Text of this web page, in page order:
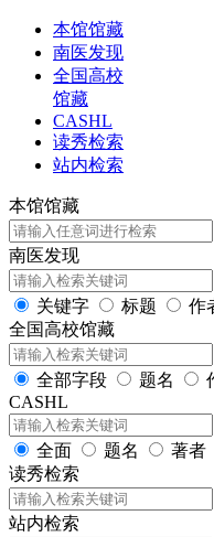
本馆馆藏
南医发现
全国高校
馆藏
CASHL
读秀检索
站内检索
本馆馆藏
南医发现
关键字 标题
作
全国高校馆藏
全部字段 题名
CASHL
全面 题名 著者
读秀检索
站内检索